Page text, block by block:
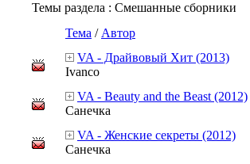
Темы раздела : Смешанные сборники
Тема / Автор
VA - Драйвовый Хит (2013)
Ivanco
VA - Beauty and the Beast (2012)
Санечка
VA - Женские секреты (2012)
Санечка